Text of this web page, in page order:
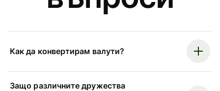
Как да конвертирам валути?
Защо различните дружества